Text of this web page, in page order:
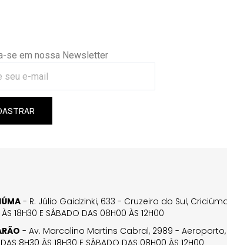
se em nossa Newsletter
- R. Júlio Gaidzinki, 633 - Cruzeiro do Sul,
18H30 E SÁBADO DAS 08H00 ÀS 12H00
- Av. Marcolino Martins Cabral, 2989 -